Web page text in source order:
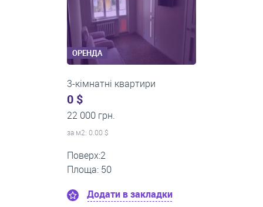
ОРЕНДА
1-кімнатні квартири
0 $
13 000 грн.
за м2: 0.00 $
Поверх:5
Площа: 50
Додати в закладки